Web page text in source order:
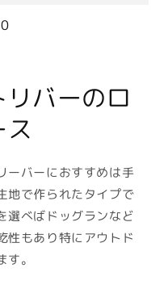
バーのロ
ス
ーバーにおすすめは手
地で作られたタイプで
選べばドッグランなど
性もあり特にアウトド
。